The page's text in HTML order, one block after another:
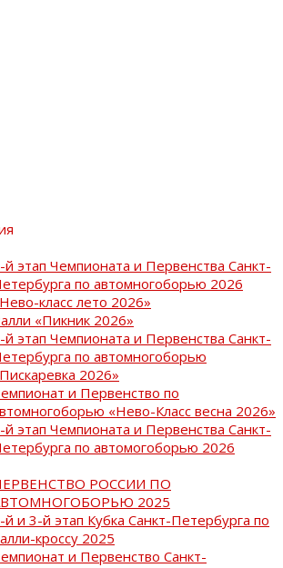
й этап Чемпионата и Первенства Санкт-
по автомногоборью 2026
класс лето 2026»
«Пикник 2026»
й этап Чемпионата и Первенства Санкт-
по автомногоборью
2026»
и Первенство по
«Нево-Класс весна 2026»
й этап Чемпионата и Первенства Санкт-
по автомогоборью 2026
РОССИИ ПО
2025
й и 3-й этап Кубка Санкт-Петербурга по
кроссу 2025
и Первенство Санкт-